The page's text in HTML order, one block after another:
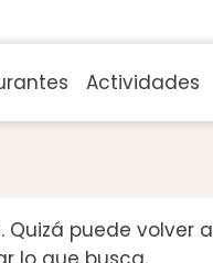
Actividades
puede volver a